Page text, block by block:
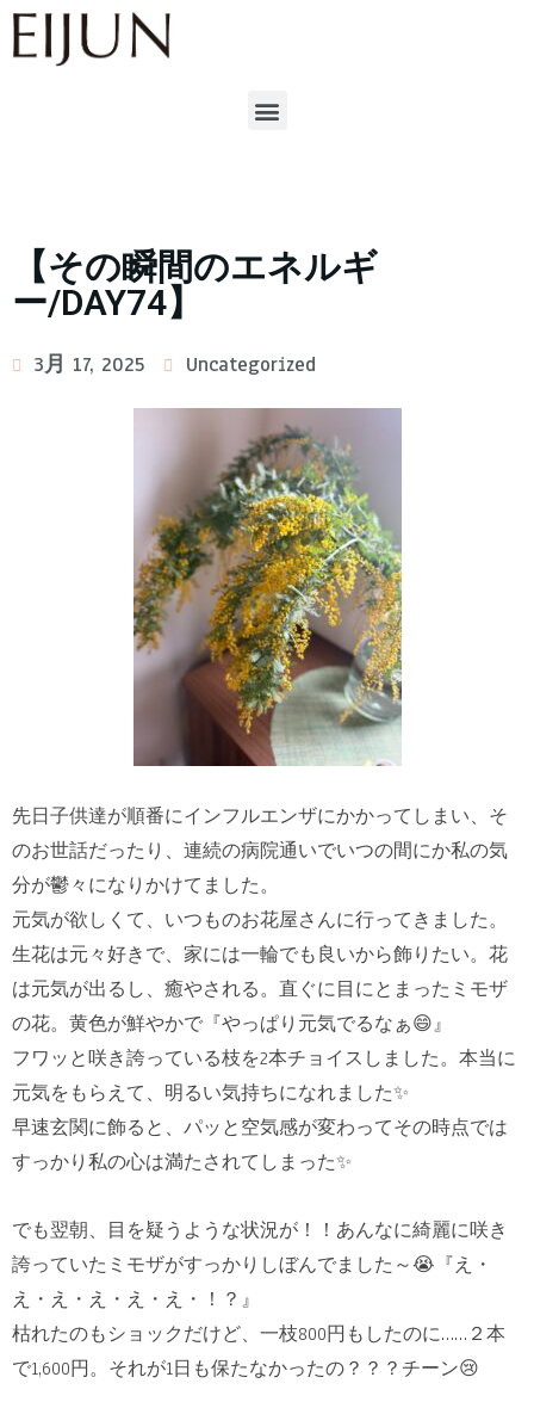
【その瞬間のエネルギ
ー/DAY74】
3月 17, 2025 Uncategorized
先日子供達が順番にインフルエンザにかかってしまい、そ
のお世話だったり、連続の病院通いでいつの間にか私の気
分が鬱々になりかけてました。
元気が欲しくて、いつものお花屋さんに行ってきました。
生花は元々好きで、家には一輪でも良いから飾りたい。花
は元気が出るし、癒やされる。直ぐに目にとまったミモザ
の花。黄色が鮮やかで『やっぱり元気でるなぁ😄』
フワッと咲き誇っている枝を2本チョイスしました。本当に
元気をもらえて、明るい気持ちになれました✨
早速玄関に飾ると、パッと空気感が変わってその時点では
すっかり私の心は満たされてしまった✨
でも翌朝、目を疑うような状況が！！あんなに綺麗に咲き
誇っていたミモザがすっかりしぼんでました～😭『え・
え・え・え・え・え・！？』
枯れたのもショックだけど、一枝800円もしたのに……２本
で1,600円。それが1日も保たなかったの？？？チーン😢